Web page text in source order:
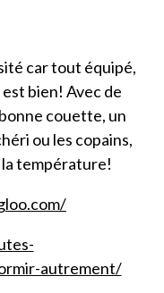
car tout équipé,
est bien! Avec de
couette, un
ou les copains,
température!
autrement/